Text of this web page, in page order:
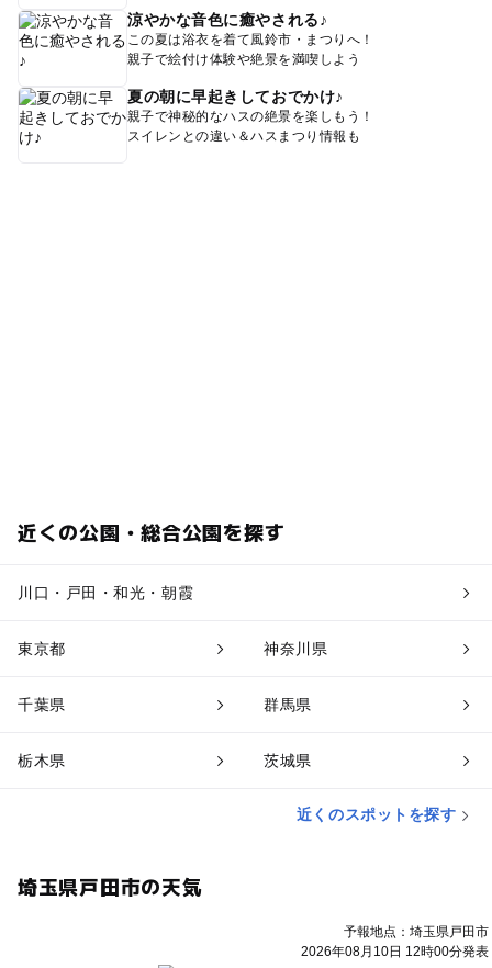
涼やかな音色に癒やされる♪
この夏は浴衣を着て風鈴市・まつりへ！
親子で絵付け体験や絶景を満喫しよう
夏の朝に早起きしておでかけ♪
親子で神秘的なハスの絶景を楽しもう！
スイレンとの違い＆ハスまつり情報も
近くの公園・総合公園を探す
川口・戸田・和光・朝霞
東京都 神奈川県
千葉県 群馬県
栃木県 茨城県
近くのスポットを探す
埼玉県戸田市の天気
予報地点：埼玉県戸田市
2026年08月10日 12時00分発表